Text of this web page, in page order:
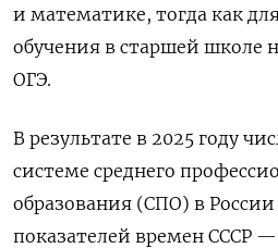
и математике, тогда как
обучения в старшей школе
ОГЭ.
В результате в 2025 году
системе среднего
образования (СПО) в России
показателей времен СССР